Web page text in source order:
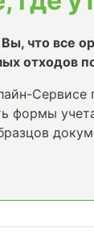
что все
отходов
Сервисе
формы